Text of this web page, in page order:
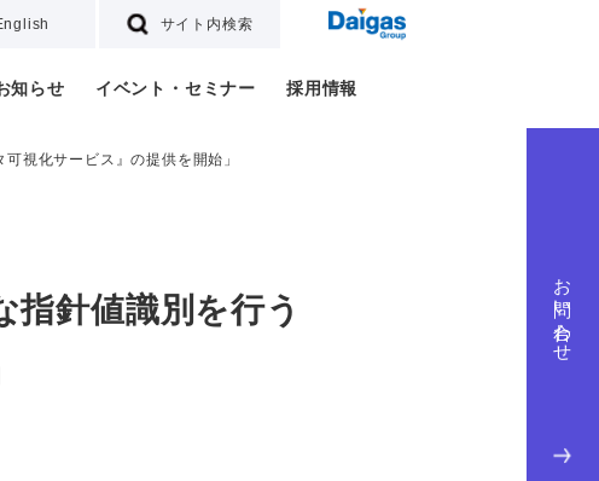
サイト内検索
知らせ イベント・セミナー 採用情報
お問い合わせ
視化サービス』の提供を開始」
指針値識別を行う